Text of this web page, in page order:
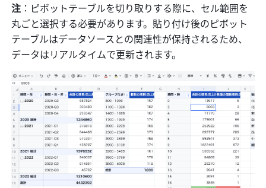
注 ：ピボットテーブルを切り取りする際に、セル範囲を
丸ごと選択する必要があります。貼り付け後のピボット
テーブルはデータソースとの関連性が保持されるため、
データはリアルタイムで更新されます。